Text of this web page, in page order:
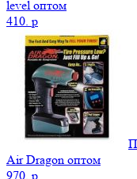
level оптом
410. p
Air Dragon оптом
970. p